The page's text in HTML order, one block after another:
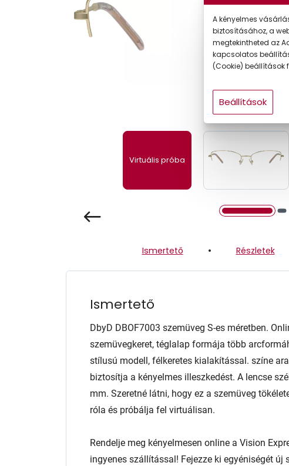
Gyermek
Virtuális próba
Ismertető Részletek
Ismertető
DbyD DBOF7003 szemüveg S-es méretben.
szemüvegkeret, téglalap formája több
stílusú modell, félkeretes kialakítással. színe
biztosítja a kényelmes illeszkedést. A lencse
mm. Szeretné látni, hogy ez a szemüveg
róla és próbálja fel virtuálisan.
Rendelje meg kényelmesen online a Vision
ingyenes szállítással! Fejezze ki egyéniségét új
A kényelmes
biztosításához, a
megtekintheted az
kapcsolatos
(Cookie) beállítások
Beállítások